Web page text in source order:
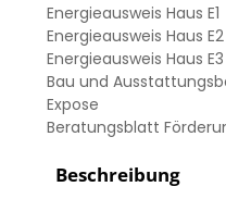
Beschreibung
Energieausweis Haus E1
Energieausweis Haus E2
Energieausweis Haus E3
Bau und
Expose
Beratungsblatt